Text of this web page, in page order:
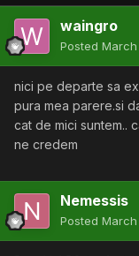
waingro
Posted March
nici pe departe sa
pura mea parere.si
cat de mici suntem..
ne credem
Nemessis
Posted March